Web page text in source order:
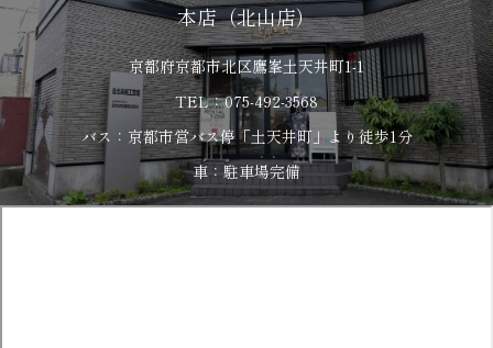
本店（北山店）
京都府京都市北区鷹峯土天井町1-1
TEL：075-492-3568
バス：京都市営バス停「土天井町」より徒歩1分
車：駐車場完備